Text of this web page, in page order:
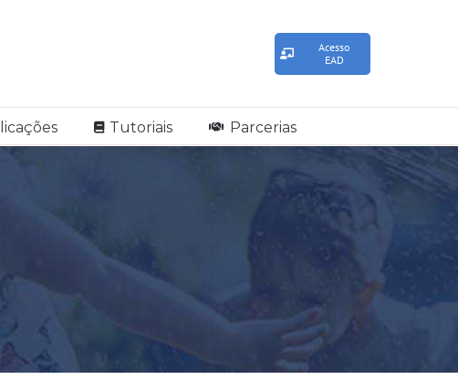
Acesso
EAD
Tutoriais Parcerias